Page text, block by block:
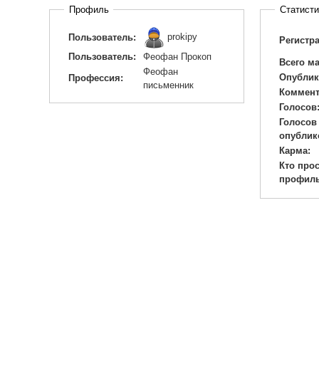
Профиль
Пользователь:
prokipy
Пользователь:
Феофан Прокоп
Профессия:
Феофан
письменник
Всего
Голосов
Карма:
Кто